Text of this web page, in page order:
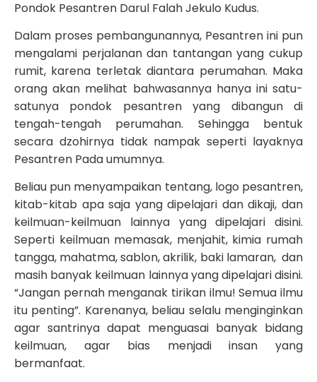
Pondok Pesantren Darul Falah Jekulo Kudus.
Dalam proses pembangunannya, Pesantren ini pun
mengalami perjalanan dan tantangan yang cukup
rumit, karena terletak diantara perumahan. Maka
orang akan melihat bahwasannya hanya ini satu-
satunya pondok pesantren yang dibangun di
tengah-tengah perumahan. Sehingga bentuk
secara dzohirnya tidak nampak seperti layaknya
Pesantren Pada umumnya.
Beliau pun menyampaikan tentang, logo pesantren,
kitab-kitab apa saja yang dipelajari dan dikaji, dan
keilmuan-keilmuan lainnya yang dipelajari disini.
Seperti keilmuan memasak, menjahit, kimia rumah
tangga, mahatma, sablon, akrilik, baki lamaran, dan
masih banyak keilmuan lainnya yang dipelajari disini.
“Jangan pernah menganak tirikan ilmu! Semua ilmu
itu penting”. Karenanya, beliau selalu menginginkan
agar santrinya dapat menguasai banyak bidang
keilmuan, agar bias menjadi insan yang
bermanfaat.